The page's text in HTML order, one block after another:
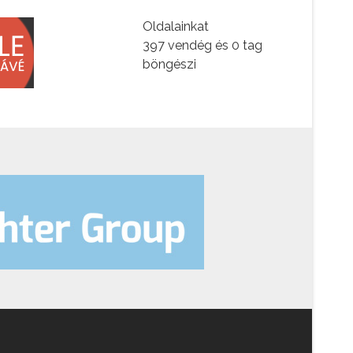
Oldalainkat
397 vendég és 0 tag
böngészi